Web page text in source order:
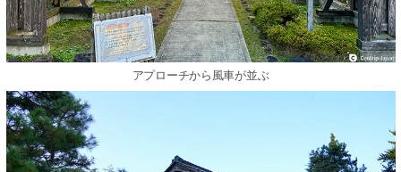
アプローチから風車が並ぶ